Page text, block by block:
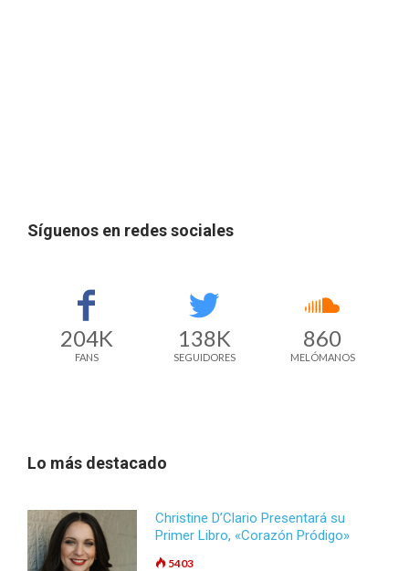
Síguenos en redes sociales
204K
FANS
138K
SEGUIDORES
860
MELÓMANOS
Lo más destacado
Christine D’Clario Presentará su
Primer Libro, «Corazón Pródigo»
5403